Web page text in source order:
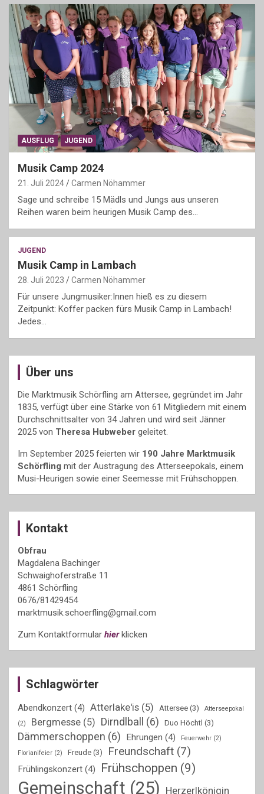
AUSFLUG JUGEND
Musik Camp 2024
21. Juli 2024 Carmen Nöhammer
Sage und schreibe 15 Mädls und Jungs aus unseren
Reihen waren beim heurigen Musik Camp des…
JUGEND
Musik Camp in Lambach
28. Juli 2023 Carmen Nöhammer
Für unsere Jungmusiker:Innen hieß es zu diesem
Zeitpunkt: Koffer packen fürs Musik Camp in Lambach!
Jedes…
Über uns
Die Marktmusik Schörfling am Attersee, gegründet im Jahr
1835, verfügt über eine Stärke von 61 Mitgliedern mit einem
Durchschnittsalter von 34 Jahren und wird seit Jänner
2025 von Theresa Hubweber geleitet.
Im September 2025 feierten wir 190 Jahre Marktmusik
Schörfling mit der Austragung des Atterseepokals, einem
Musi-Heurigen sowie einer Seemesse mit Frühschoppen.
Kontakt
Obfrau
Magdalena Bachinger
Schwaighoferstraße 11
4861 Schörfling
0676/81429454
marktmusik.schoerfling@gmail.com
Zum Kontaktformular hierklicken
Schlagwörter
Abendkonzert (4) Atterlake'is (5) Attersee (3)
Atterseepokal
(2)
Bergmesse (5) Dirndlball (6) Duo Höchtl (3)
Dämmerschoppen (6) Ehrungen (4) Feuerwehr (2)
Florianifeier (2) Freude (3) Freundschaft (7)
Frühlingskonzert (4) Frühschoppen (9)
Gemeinschaft (25) Herzerlkönigin